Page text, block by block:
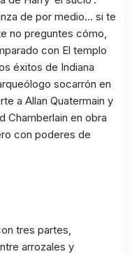
de por medio… si te
no preguntes cómo,
con El templo
éxitos de Indiana
socarrón en
a Allan Quatermain y
Chamberlain en obra
con poderes de
tres partes,
arrozales y